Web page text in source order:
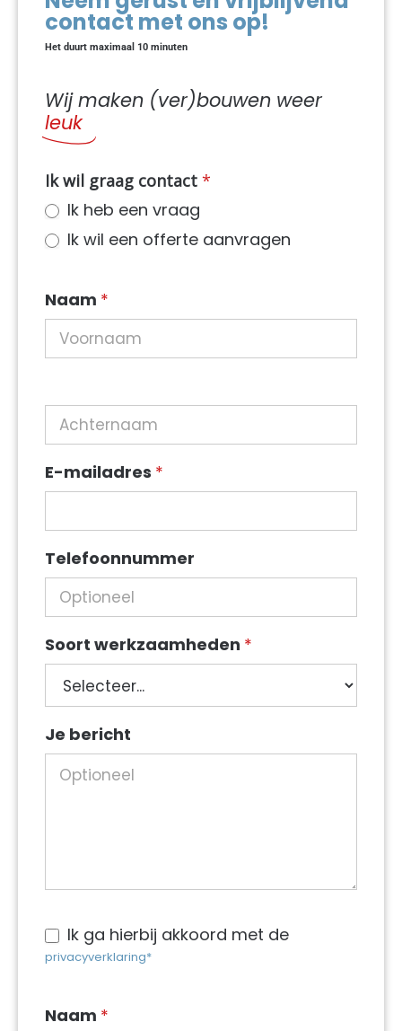
contact met ons op!
Het duurt maximaal 10 minuten
Wij maken (ver)bouwen weer
leuk
NIEUW
Contact
dynamisch
in
Ik wil graag contact *
Ik heb een vraag
Ik wil een offerte aanvragen
Naam *
E-mailadres *
Telefoonnummer
Soort werkzaamheden *
werkzaamheden
Je bericht
Ik ga hierbij akkoord met de
privacyverklaring*
Naam *